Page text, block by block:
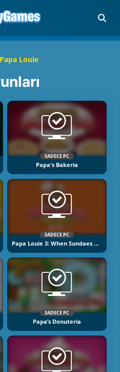
Papa Louie
SADECE PC
Papa's Bakeria
SADECE PC
Papa Louie 3: When Sundaes Attack
SADECE PC
Papa’s Donuteria